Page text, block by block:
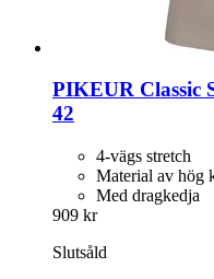
PIKEUR Classic
42
4-vägs stretch
Material av hög
Med dragkedja
909 kr
Slutsåld